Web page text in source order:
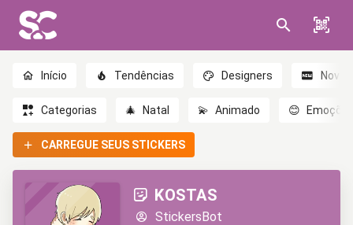
Início Tendências Designers Novo
Categorias 🎄 Natal 💫 Animado 😊
CARREGUE SEUS STICKERS
KOSTAS
StickersBot